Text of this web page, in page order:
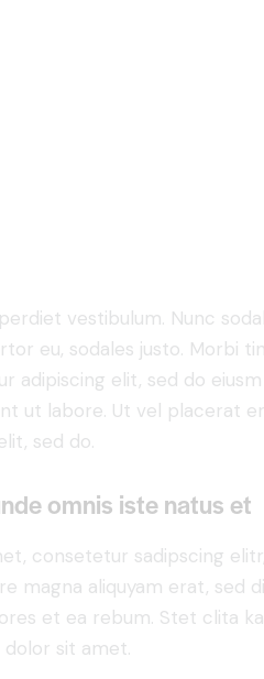
vestibulum. Nunc
eu, sodales justo. Morbi
adipiscing elit, sed do
ut labore. Ut vel placerat
sed do.
omnis iste natus et
consetetur sadipscing
magna aliquyam erat, sed
et ea rebum. Stet clita
sit amet.